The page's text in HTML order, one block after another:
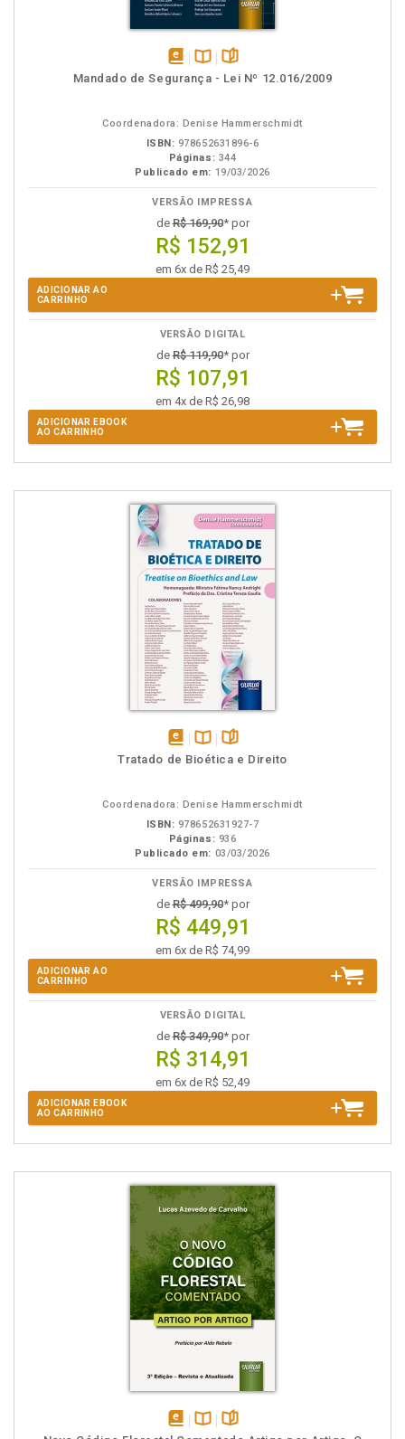
disponívelDisponível
páginas
Mandado de Segurança - Lei Nº 12.016/2009
Coordenadora: Denise Hammerschmidt
ISBN: 978652631896-6
Páginas: 344
Publicado em: 19/03/2026
VERSÃO IMPRESSA
deR$ 169,90* por
R$ 152,91
em 6x de R$ 25,49
ADICIONAR AO
CARRINHO
VERSÃO DIGITAL
deR$ 119,90* por
R$ 107,91
em 4x de R$ 26,98
ADICIONAR EBOOK
AO CARRINHO
disponívelDisponível
páginas
Tratado de Bioética e Direito
Coordenadora: Denise Hammerschmidt
ISBN: 978652631927-7
Páginas: 936
Publicado em: 03/03/2026
VERSÃO IMPRESSA
deR$ 499,90* por
R$ 449,91
em 6x de R$ 74,99
ADICIONAR AO
CARRINHO
VERSÃO DIGITAL
deR$ 349,90* por
R$ 314,91
em 6x de R$ 52,49
ADICIONAR EBOOK
AO CARRINHO